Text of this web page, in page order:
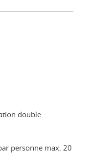
double
personne max. 20